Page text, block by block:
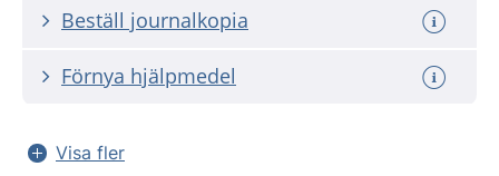
Beställ journalkopia
Förnya hjälpmedel
Visa fler